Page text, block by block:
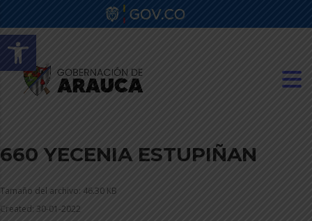
Abrir barra de herramientas
660 YECENIA ESTUPIÑAN
Tamaño del archivo: 46.30 KB
Created: 30-01-2022